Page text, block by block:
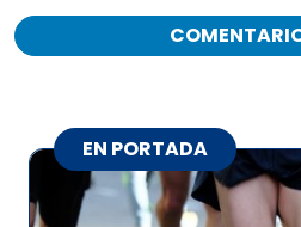
EN PORTADA